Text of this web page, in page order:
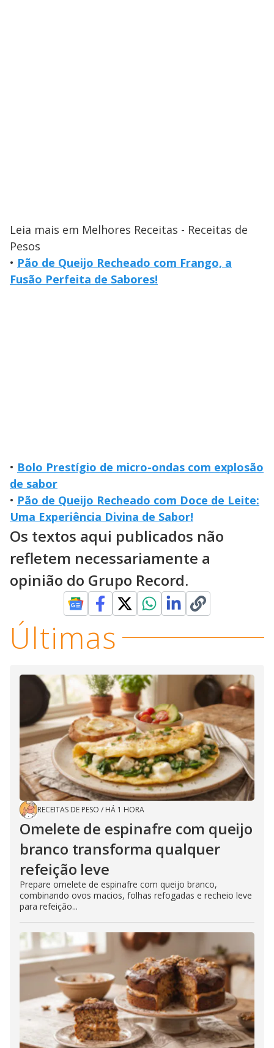
Leia mais em Melhores Receitas - Receitas de
Pesos
• Pão de Queijo Recheado com Frango, a
Fusão Perfeita de Sabores!
• Bolo Prestígio de micro-ondas com explosão
de sabor
• Pão de Queijo Recheado com Doce de Leite:
Uma Experiência Divina de Sabor!
Os textos aqui publicados não
refletem necessariamente a
opinião do Grupo Record.
Últimas
RECEITAS DE PESO / HÁ 1 HORA
Omelete de espinafre com queijo
branco transforma qualquer
refeição leve
Prepare omelete de espinafre com queijo branco,
combinando ovos macios, folhas refogadas e recheio leve
para refeição...